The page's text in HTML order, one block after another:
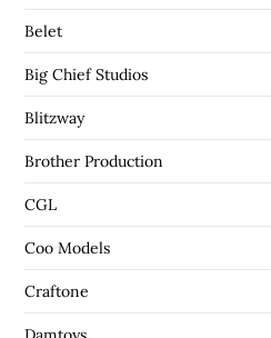
Belet
Big Chief Studios
Blitzway
Brother Production
CGL
Coo Models
Craftone